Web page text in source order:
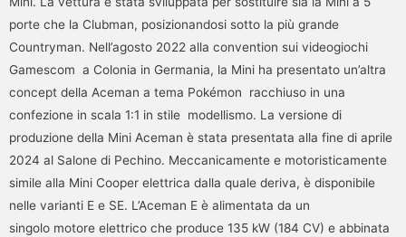
porte che la Clubman, posizionandosi sotto la più grande
Countryman. Nell’agosto 2022 alla convention sui videogiochi
Gamescom a Colonia in Germania, la Mini ha presentato un’altra
concept della Aceman a tema Pokémon racchiuso in una
confezione in scala 1:1 in stile modellismo. La versione di
produzione della Mini Aceman è stata presentata alla fine di aprile
2024 al Salone di Pechino. Meccanicamente e motoristicamente
simile alla Mini Cooper elettrica dalla quale deriva, è disponibile
nelle varianti E e SE. L’Aceman E è alimentata da un
singolo motore elettrico che produce 135 kW (184 CV) e abbinata